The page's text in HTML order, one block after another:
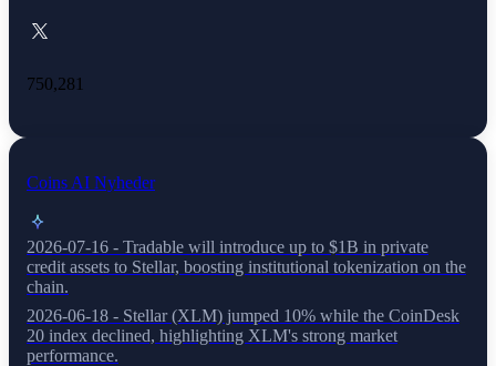
750,281
Coins AI Nyheder
2026-07-16 - Tradable will introduce up to $1B in private
credit assets to Stellar, boosting institutional tokenization on the
chain.
2026-06-18 - Stellar (XLM) jumped 10% while the CoinDesk
20 index declined, highlighting XLM's strong market
performance.